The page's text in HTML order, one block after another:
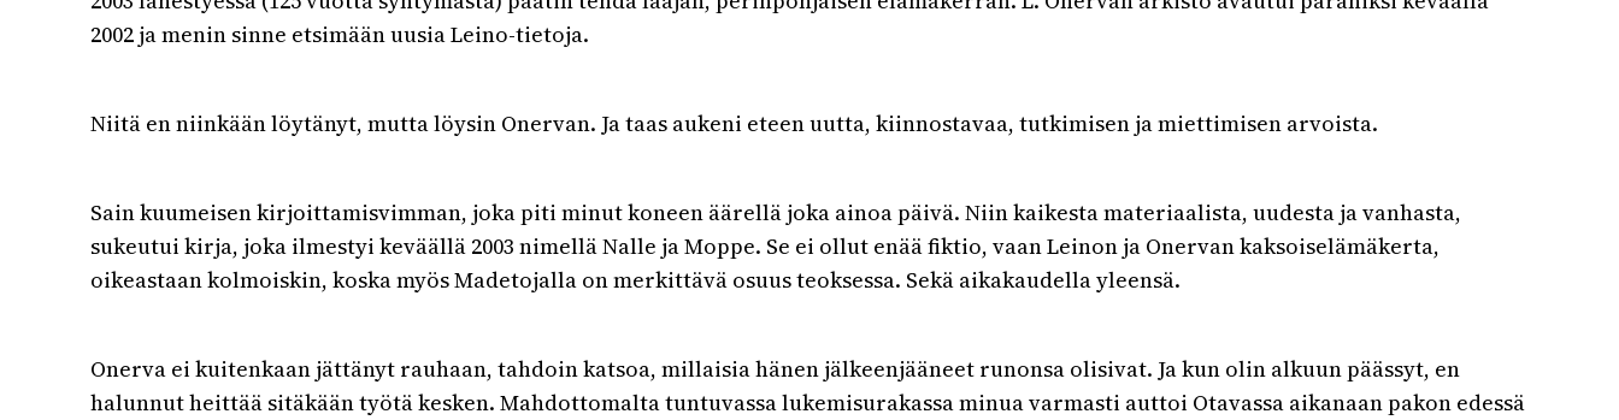
2002 ja menin sinne etsimään uusia Leino-tietoja.
Niitä en niinkään löytänyt, mutta löysin Onervan. Ja taas aukeni eteen uutta, kiinnostavaa, tutkimisen ja miettimisen arvoista.
Sain kuumeisen kirjoittamisvimman, joka piti minut koneen äärellä joka ainoa päivä. Niin kaikesta materiaalista, uudesta ja vanhasta,
sukeutui kirja, joka ilmestyi keväällä 2003 nimellä Nalle ja Moppe. Se ei ollut enää fiktio, vaan Leinon ja Onervan kaksoiselämäkerta,
oikeastaan kolmoiskin, koska myös Madetojalla on merkittävä osuus teoksessa. Sekä aikakaudella yleensä.
Onerva ei kuitenkaan jättänyt rauhaan, tahdoin katsoa, millaisia hänen jälkeenjääneet runonsa olisivat. Ja kun olin alkuun päässyt, en
halunnut heittää sitäkään työtä kesken. Mahdottomalta tuntuvassa lukemisurakassa minua varmasti auttoi Otavassa aikanaan pakon edessä